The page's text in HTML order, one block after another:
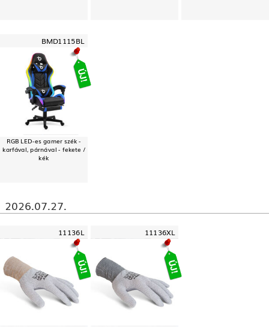
BMD1115BL
RGB LED-es gamer szék -
karfával, párnával - fekete /
kék
2026.07.27.
11136L 11136XL